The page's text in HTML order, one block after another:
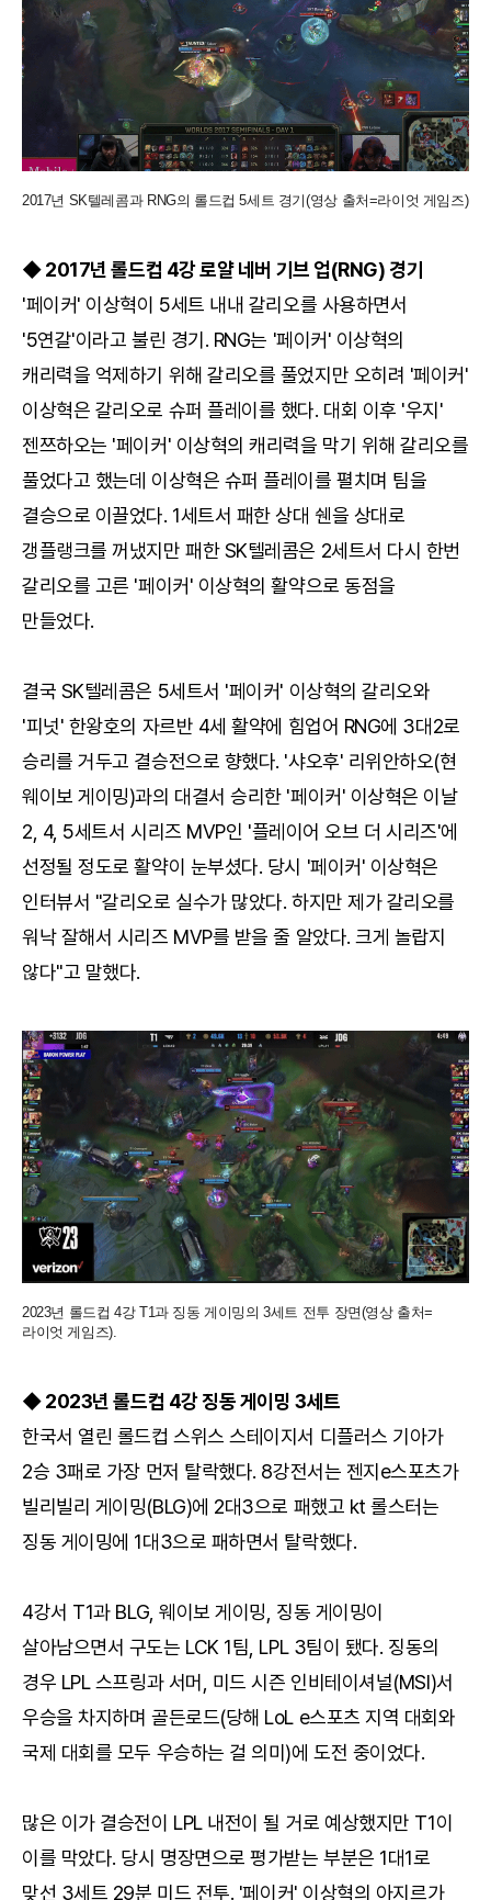
2017년 SK텔레콤과 RNG의 롤드컵 5세트 경기(영상 출처=라이엇 게임즈)
◆ 2017년 롤드컵 4강 로얄 네버 기브 업(RNG) 경기
'페이커' 이상혁이 5세트 내내 갈리오를 사용하면서
'5연갈'이라고 불린 경기. RNG는 '페이커' 이상혁의
캐리력을 억제하기 위해 갈리오를 풀었지만 오히려 '페이커'
이상혁은 갈리오로 슈퍼 플레이를 했다. 대회 이후 '우지'
젠쯔하오는 '페이커' 이상혁의 캐리력을 막기 위해 갈리오를
풀었다고 했는데 이상혁은 슈퍼 플레이를 펼치며 팀을
결승으로 이끌었다. 1세트서 패한 상대 쉔을 상대로
갱플랭크를 꺼냈지만 패한 SK텔레콤은 2세트서 다시 한번
갈리오를 고른 '페이커' 이상혁의 활약으로 동점을
만들었다.
결국 SK텔레콤은 5세트서 '페이커' 이상혁의 갈리오와
'피넛' 한왕호의 자르반 4세 활약에 힘업어 RNG에 3대2로
승리를 거두고 결승전으로 향했다. '샤오후' 리위안하오(현
웨이보 게이밍)과의 대결서 승리한 '페이커' 이상혁은 이날
2, 4, 5세트서 시리즈 MVP인 '플레이어 오브 더 시리즈'에
선정될 정도로 활약이 눈부셨다. 당시 '페이커' 이상혁은
인터뷰서 "갈리오로 실수가 많았다. 하지만 제가 갈리오를
워낙 잘해서 시리즈 MVP를 받을 줄 알았다. 크게 놀랍지
않다"고 말했다.
2023년 롤드컵 4강 T1과 징동 게이밍의 3세트 전투 장면(영상 출처=
라이엇 게임즈).
◆ 2023년 롤드컵 4강 징동 게이밍 3세트
한국서 열린 롤드컵 스위스 스테이지서 디플러스 기아가
2승 3패로 가장 먼저 탈락했다. 8강전서는 젠지e스포츠가
빌리빌리 게이밍(BLG)에 2대3으로 패했고 kt 롤스터는
징동 게이밍에 1대3으로 패하면서 탈락했다.
4강서 T1과 BLG, 웨이보 게이밍, 징동 게이밍이
살아남으면서 구도는 LCK 1팀, LPL 3팀이 됐다. 징동의
경우 LPL 스프링과 서머, 미드 시즌 인비테이셔널(MSI)서
우승을 차지하며 골든로드(당해 LoL e스포츠 지역 대회와
국제 대회를 모두 우승하는 걸 의미)에 도전 중이었다.
많은 이가 결승전이 LPL 내전이 될 거로 예상했지만 T1이
이를 막았다. 당시 명장면으로 평가받는 부분은 1대1로
맞선 3세트 29분 미드 전투. '페이커' 이상혁의 아지르가